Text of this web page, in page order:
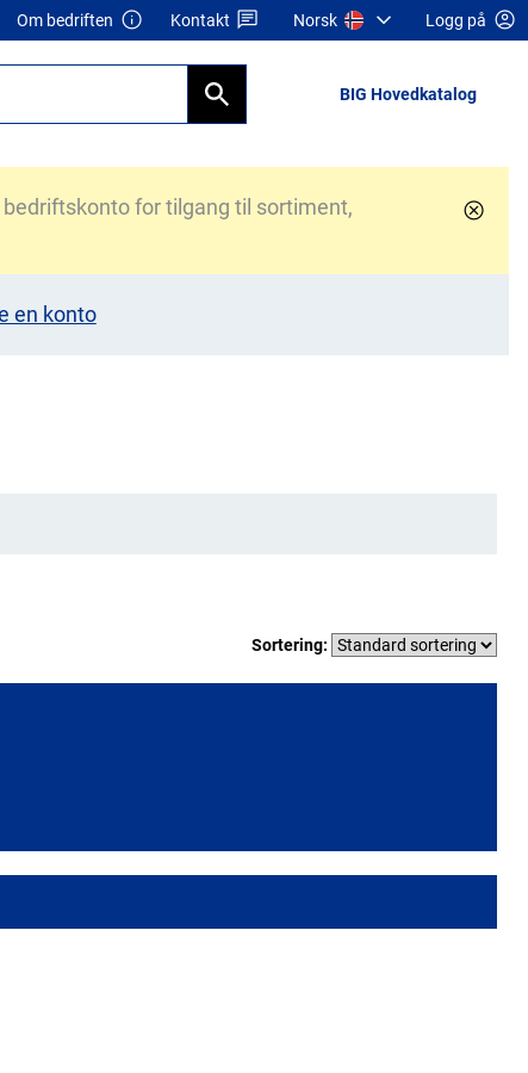
Om bedriften Kontakt Norsk Logg på
BIG Hovedkatalog
for tilgang til sortiment,
en konto
Sortering: